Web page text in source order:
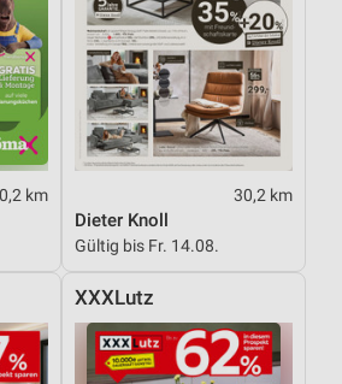
km 30,2 km
Dieter Knoll
Gültig bis Fr. 14.08.
XXXLutz
Standortdaten
angeforderten